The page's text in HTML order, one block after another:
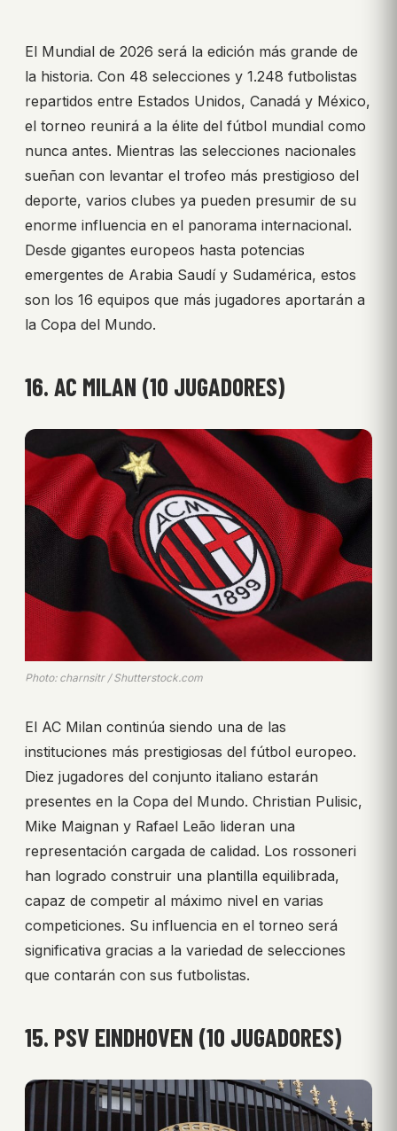
El Mundial de 2026 será la edición más grande de
la historia. Con 48 selecciones y 1.248 futbolistas
repartidos entre Estados Unidos, Canadá y México,
el torneo reunirá a la élite del fútbol mundial como
nunca antes. Mientras las selecciones nacionales
sueñan con levantar el trofeo más prestigioso del
deporte, varios clubes ya pueden presumir de su
enorme influencia en el panorama internacional.
Desde gigantes europeos hasta potencias
emergentes de Arabia Saudí y Sudamérica, estos
son los 16 equipos que más jugadores aportarán a
la Copa del Mundo.
16. AC MILAN (10 JUGADORES)
Photo: charnsitr / Shutterstock.com
El AC Milan continúa siendo una de las
instituciones más prestigiosas del fútbol europeo.
Diez jugadores del conjunto italiano estarán
presentes en la Copa del Mundo. Christian Pulisic,
Mike Maignan y Rafael Leão lideran una
representación cargada de calidad. Los rossoneri
han logrado construir una plantilla equilibrada,
capaz de competir al máximo nivel en varias
competiciones. Su influencia en el torneo será
significativa gracias a la variedad de selecciones
que contarán con sus futbolistas.
15. PSV EINDHOVEN (10 JUGADORES)